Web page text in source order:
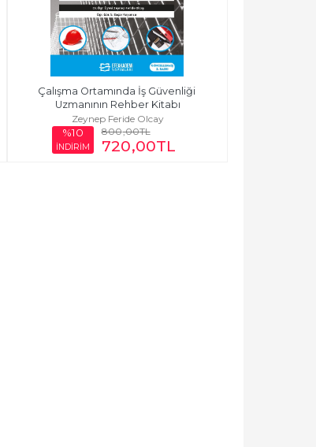
Çalışma Ortamında İş Güvenliği
Uzmanının Rehber Kitabı
Zeynep Feride Olcay
%10
İNDİRİM
800,00TL
720,00TL